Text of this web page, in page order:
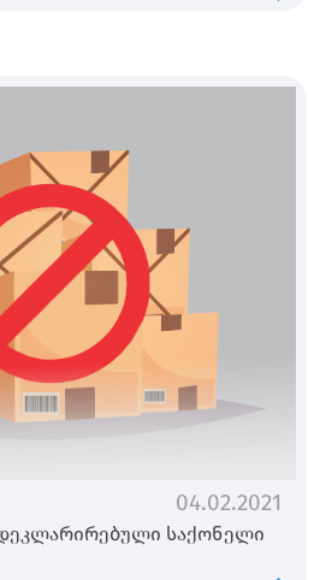
04.02.2021
საქონელი